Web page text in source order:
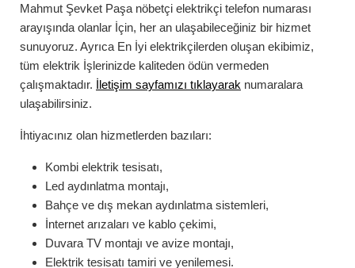
Mahmut Şevket Paşa nöbetçi elektrikçi telefon numarası
arayışında olanlar İçin, her an ulaşabileceğiniz bir hizmet
sunuyoruz. Ayrıca En İyi elektrikçilerden oluşan ekibimiz,
tüm elektrik İşlerinizde kaliteden ödün vermeden
çalışmaktadır. İletişim sayfamızı tıklayarak numaralara
ulaşabilirsiniz.
İhtiyacınız olan hizmetlerden bazıları:
Kombi elektrik tesisatı,
Led aydınlatma montajı,
Bahçe ve dış mekan aydınlatma sistemleri,
İnternet arızaları ve kablo çekimi,
Duvara TV montajı ve avize montajı,
Elektrik tesisatı tamiri ve yenilemesi.